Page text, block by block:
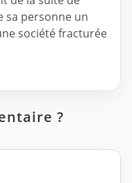
sa personne un
société fracturée
?